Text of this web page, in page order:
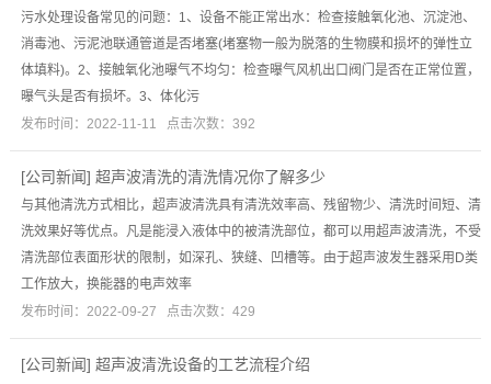
污水处理设备常见的问题：1、设备不能正常出水：检查接触氧化池、沉淀池、
消毒池、污泥池联通管道是否堵塞(堵塞物一般为脱落的生物膜和损坏的弹性立
体填料)。2、接触氧化池曝气不均匀：检查曝气风机出口阀门是否在正常位置，
曝气头是否有损坏。3、体化污
发布时间：2022-11-11 点击次数：392
[公司新闻] 超声波清洗的清洗情况你了解多少
与其他清洗方式相比，超声波清洗具有清洗效率高、残留物少、清洗时间短、清
洗效果好等优点。凡是能浸入液体中的被清洗部位，都可以用超声波清洗，不受
清洗部位表面形状的限制，如深孔、狭缝、凹槽等。由于超声波发生器采用D类
工作放大，换能器的电声效率
发布时间：2022-09-27 点击次数：429
[公司新闻] 超声波清洗设备的工艺流程介绍